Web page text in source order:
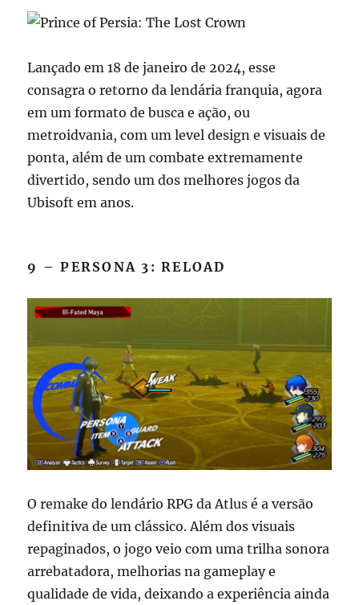
Lançado em 18 de janeiro de 2024, esse
consagra o retorno da lendária franquia, agora
em um formato de busca e ação, ou
metroidvania, com um level design e visuais de
ponta, além de um combate extremamente
divertido, sendo um dos melhores jogos da
Ubisoft em anos.
9 – PERSONA 3: RELOAD
O remake do lendário RPG da Atlus é a versão
definitiva de um clássico. Além dos visuais
repaginados, o jogo veio com uma trilha sonora
arrebatadora, melhorias na gameplay e
qualidade de vida, deixando a experiência ainda